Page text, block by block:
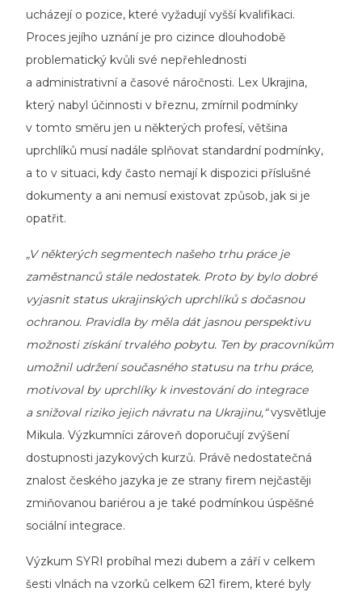
ucházejí o pozice, které vyžadují vyšší kvalifikaci.
Proces jejího uznání je pro cizince dlouhodobě
problematický kvůli své nepřehlednosti
a administrativní a časové náročnosti. Lex Ukrajina,
který nabyl účinnosti v březnu, zmírnil podmínky
v tomto směru jen u některých profesí, většina
uprchlíků musí nadále splňovat standardní podmínky,
a to v situaci, kdy často nemají k dispozici příslušné
dokumenty a ani nemusí existovat způsob, jak si je
opatřit.
„V některých segmentech našeho trhu práce je
zaměstnanců stále nedostatek. Proto by bylo dobré
vyjasnit status ukrajinských uprchlíků s dočasnou
ochranou. Pravidla by měla dát jasnou perspektivu
možnosti získání trvalého pobytu. Ten by pracovníkům
umožnil udržení současného statusu na trhu práce,
motivoval by uprchlíky k investování do integrace
a snižoval riziko jejich návratu na Ukrajinu,“vysvětluje
Mikula. Výzkumníci zároveň doporučují zvýšení
dostupnosti jazykových kurzů. Právě nedostatečná
znalost českého jazyka je ze strany firem nejčastěji
zmiňovanou bariérou a je také podmínkou úspěšné
sociální integrace.
Výzkum SYRI probíhal mezi dubem a září v celkem
šesti vlnách na vzorků celkem 621 firem, které byly